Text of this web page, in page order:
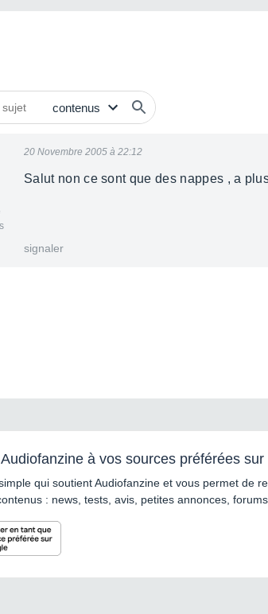
20 Novembre 2005 à 22:12
Salut non ce sont que des nappes , a
signaler
à vos sources préférées sur
qui soutient Audiofanzine et vous permet de
: news, tests, avis, petites annonces,